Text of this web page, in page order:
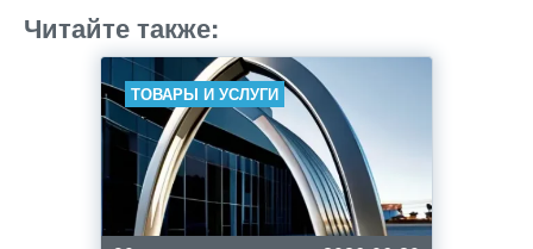
Читайте также:
ТОВАРЫ И УСЛУГИ